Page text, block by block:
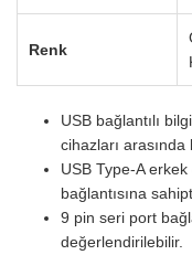
Renk
USB bağlantılı
cihazları arasında
USB Type-A
bağlantısına
9 pin seri port
değerlendirilebilir.